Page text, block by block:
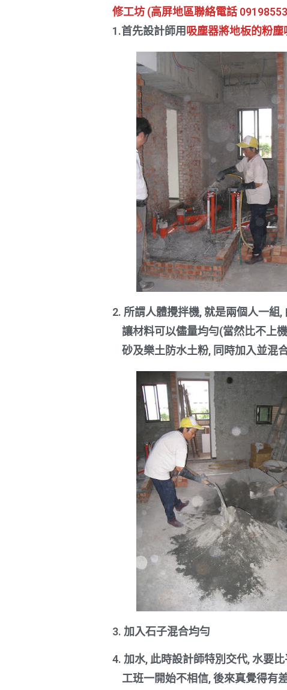
修工坊 (高屏地區聯絡電話
1.首先設計師用吸塵器將地板的粉
2. 所謂人體攪拌機, 就是兩個人一組
讓材料可以儘量均勻(當然比不上
砂及樂土防水土粉, 同時加入並混
3. 加入石子混合均勻
4. 加水, 此時設計師特別交代, 水要
工班一開始不相信, 後來真覺得有